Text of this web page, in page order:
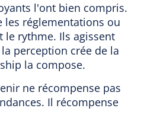
l'ont bien compris.
les réglementations ou
le rythme. Ils agissent
perception crée de la
la compose.
ne récompense pas
Il récompense